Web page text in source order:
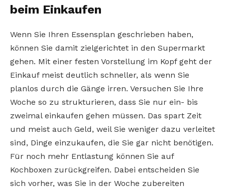
beim Einkaufen
Wenn Sie Ihren Essensplan geschrieben haben,
können Sie damit zielgerichtet in den Supermarkt
gehen. Mit einer festen Vorstellung im Kopf geht der
Einkauf meist deutlich schneller, als wenn Sie
planlos durch die Gänge irren. Versuchen Sie Ihre
Woche so zu strukturieren, dass Sie nur ein- bis
zweimal einkaufen gehen müssen. Das spart Zeit
und meist auch Geld, weil Sie weniger dazu verleitet
sind, Dinge einzukaufen, die Sie gar nicht benötigen.
Für noch mehr Entlastung können Sie auf
Kochboxen zurückgreifen. Dabei entscheiden Sie
sich vorher, was Sie in der Woche zubereiten